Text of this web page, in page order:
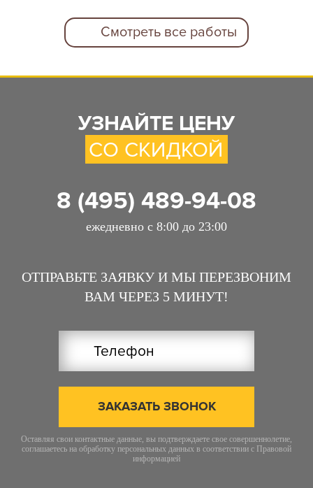
Смотреть все работы
УЗНАЙТЕ ЦЕНУ
СО СКИДКОЙ
8 (495) 489-94-08
ежедневно с 8:00 до 23:00
ОТПРАВЬТЕ ЗАЯВКУ И МЫ ПЕРЕЗВОНИМ
ВАМ ЧЕРЕЗ 5 МИНУТ!
ЗАКАЗАТЬ ЗВОНОК
Оставляя свои контактные данные, вы подтверждаете свое совершеннолетие,
соглашаетесь на обработку персональных данных в соответствии с Правовой
информацией